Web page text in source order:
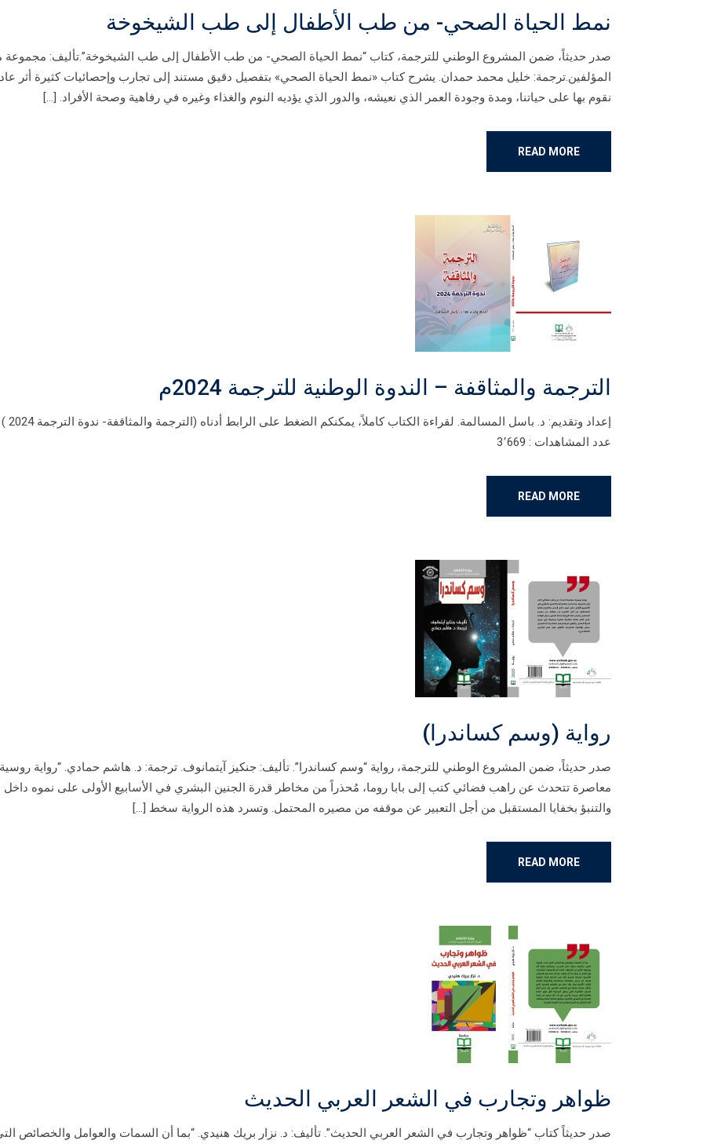
نمط الحياة الصحي- من طب الأطفال إلى طب الشيخوخة
صدر حديثاً، ضمن المشروع الوطني للترجمة، كتاب “نمط الحياة الصحي- من طب الأطفال إلى طب الشيخوخة”.تأليف: مجموعة
المؤلفين.ترجمة: خليل محمد حمدان. يشرح كتاب «نمط الحياة الصحي» بتفصيل دقيق مستند إلى تجارب وإحصائيات كثيرة أثر
نقوم بها على حياتنا، ومدة وجودة العمر الذي نعيشه، والدور الذي يؤديه النوم والغذاء وغيره في رفاهية وصحة الأفراد. […]
READ MORE
الترجمة والمثاقفة – الندوة الوطنية للترجمة 2024م
عدد المشاهدات : 3٬669
READ MORE
روایة (وسم کساندرا)
صدر حديثاً، ضمن المشروع الوطني للترجمة، روایة “وسم کساندرا”. تألیف: جنکیز آیتمانوف. ترجمة: د. هاشم حمادي. “رواية روسية
معاصرة تتحدث عن راهب فضائي كتب إلى بابا روما، مُحذراً من مخاطر قدرة الجنين البشري في الأسابيع الأولى على نموه داخل
والتنبؤ بخفايا المستقبل من أجل التعبير عن موقفه من مصيره المحتمل. وتسرد هذه الرواية سخط […]
READ MORE
ظواهر وتجارب في الشعر العربي الحديث
صدر حديثاً كتاب “ظواهر وتجارب في الشعر العربي الحديث”. تأليف: د. نزار بريك هنيدي. “بما أن السمات والعوامل والخصائص